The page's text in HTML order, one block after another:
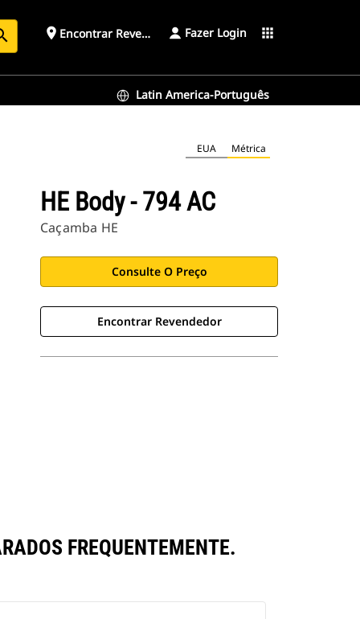
place Encontrar Revendedor Fazer Login apps
Latin America-Português
EUA Métrica
HE Body - 794 AC
Caçamba HE
Consulte O Preço
Encontrar Revendedor
FREQUENTEMENTE.